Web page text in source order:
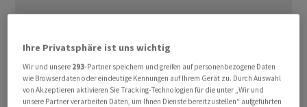
Die Geldpolitik ⁠sei angemessen und dämpfe die
Ihre Privatsphäre ist uns wichtig
Wir und unsere 293-Partner speichern und greifen auf personenbezogene Daten
wie Browserdaten oder eindeutige Kennungen auf Ihrem Gerät zu. Durch Auswahl
von Akzeptieren aktivieren Sie Tracking-Technologien für die unter „Wir und
unsere Partner verarbeiten Daten, um Ihnen Dienste bereitzustellen“ aufgeführten